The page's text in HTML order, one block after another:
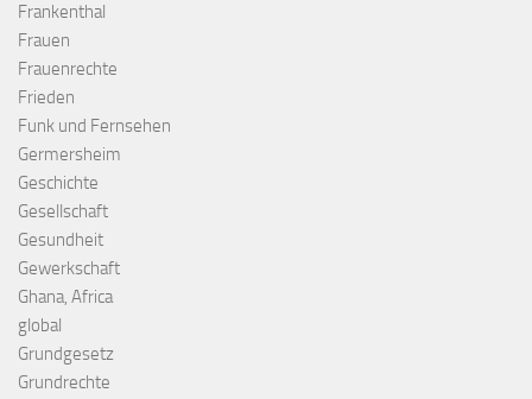
Frankenthal
Frauen
Frauenrechte
Frieden
Funk und Fernsehen
Germersheim
Geschichte
Gesellschaft
Gesundheit
Gewerkschaft
Ghana, Africa
global
Grundgesetz
Grundrechte